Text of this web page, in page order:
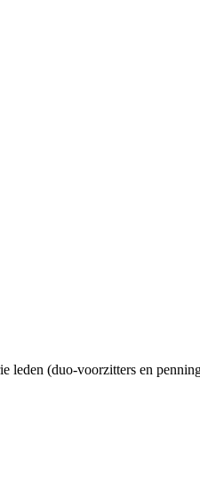
leden (duo-voorzitters en